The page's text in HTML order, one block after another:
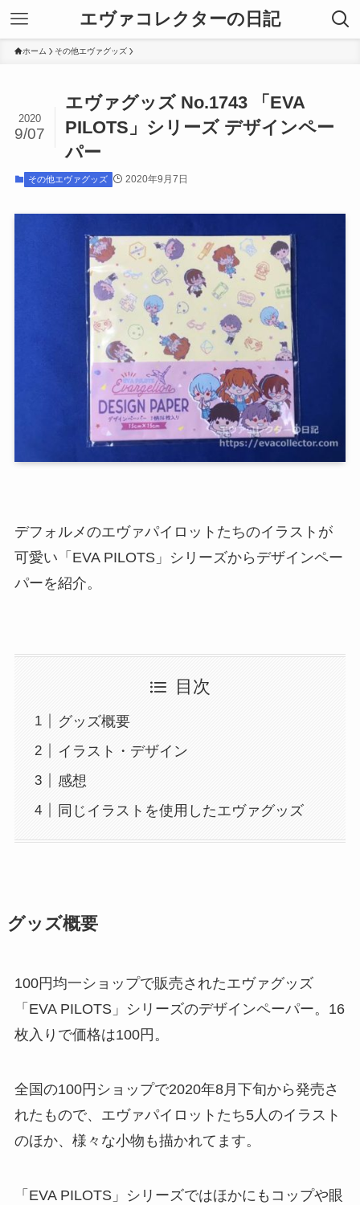
エヴァコレクターの日記
ホーム その他エヴァグッズ
エヴァグッズ No.1743 「EVA
PILOTS」シリーズ デザインペー
パー
2020
9/07
その他エヴァグッズ 2020年9月7日
デフォルメのエヴァパイロットたちのイラストが
可愛い「EVA PILOTS」シリーズからデザインペー
パーを紹介。
目次
グッズ概要
イラスト・デザイン
感想
同じイラストを使用したエヴァグッズ
グッズ概要
100円均一ショップで販売されたエヴァグッズ
「EVA PILOTS」シリーズのデザインペーパー。16
枚入りで価格は100円。
全国の100円ショップで2020年8月下旬から発売さ
れたもので、エヴァパイロットたち5人のイラスト
のほか、様々な小物も描かれてます。
「EVA PILOTS」シリーズではほかにもコップや眼